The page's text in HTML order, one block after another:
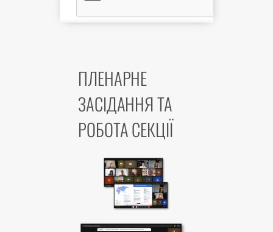
ПЛЕНАРНЕ
ЗАСІДАННЯ ТА
РОБОТА СЕКЦІЇ